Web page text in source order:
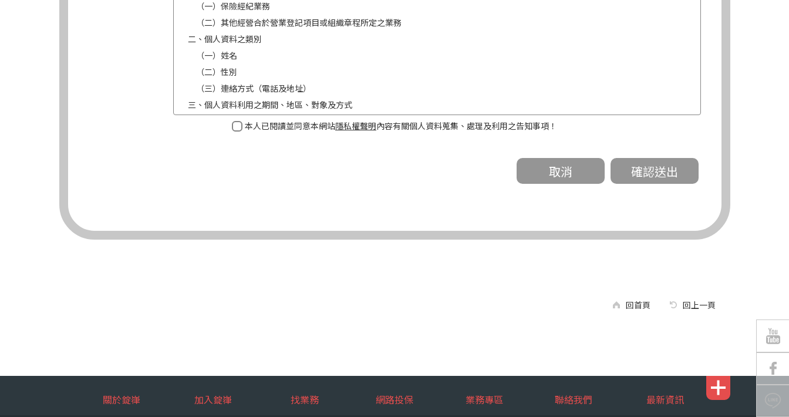
（一）保險經紀業務
（二）其他經營合於營業登記項目或組織章程所定之業務
二、個人資料之類別
（一）姓名
（二）性別
（三）連絡方式（電話及地址）
三、個人資料利用之期間、地區、對象及方式
（一）期間：蒐集之目的存續期間及依法令規定應為保存之期間。
如：台端得自由選擇提供個人資料，惟如不提供或提供不完整時，基於蒐集目的業務之執行，錠嵂公司將有可能延後、提供未完整或
本人已閱讀並同意本網站隱私權聲明內容有關個人資料蒐集、處理及利用之告知事項！
回首頁 回上一頁
關於錠嵂 加入錠嵂 找業務 網路投保 業務專區 聯絡我們 最新資訊